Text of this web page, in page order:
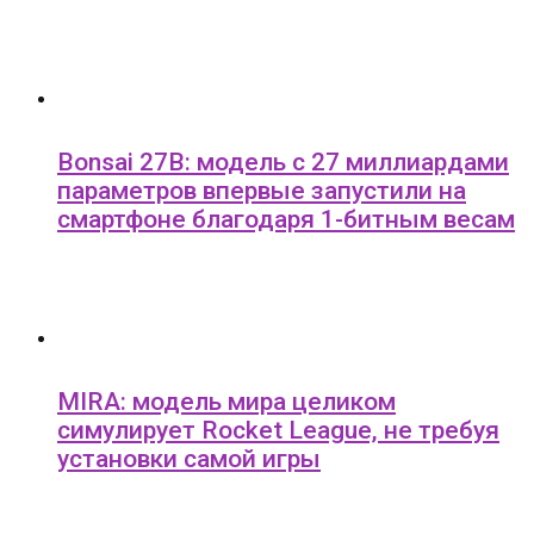
Bonsai 27B: модель с 27 миллиардами
параметров впервые запустили на
смартфоне благодаря 1-битным весам
MIRA: модель мира целиком
симулирует Rocket League, не требуя
установки самой игры